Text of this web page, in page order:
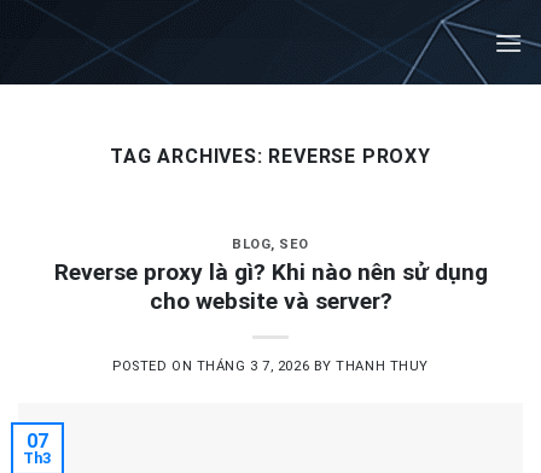
Skip
content
TAG ARCHIVES: REVERSE PROXY
BLOG, SEO
Reverse proxy là gì? Khi nào nên sử dụng
cho website và server?
POSTED ON THÁNG 3 7, 2026 BYTHANH THUY
07
Th3